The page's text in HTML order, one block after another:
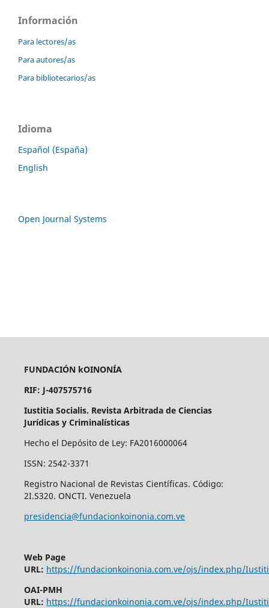
Información
Para lectores/as
Para autores/as
Para bibliotecarios/as
Idioma
Español (España)
English
Open Journal Systems
FUNDACIÓN kOINONÍA
RIF: J-407575716
Iustitia Socialis. Revista Arbitrada de Ciencias
Jurídicas y Criminalísticas
Hecho el Depósito de Ley: FA2016000064
ISSN: 2542-3371
Registro Nacional de Revistas Científicas. Código:
2I.S320. ONCTI. Venezuela
presidencia@fundacionkoinonia.com.ve
Web Page
URL: https://fundacionkoinonia.com.ve/ojs/index.php/
OAI-PMH
URL: https://fundacionkoinonia.com.ve/ojs/index.php/